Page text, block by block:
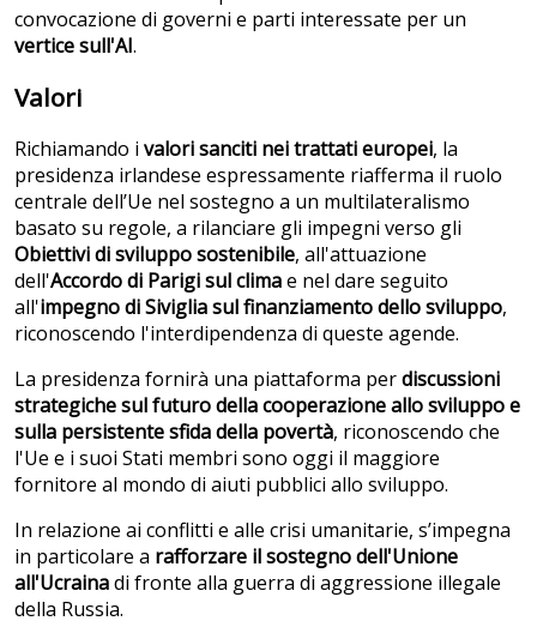
convocazione di governi e parti interessate per un
vertice sull'AI.
Valori
Richiamando i valori sanciti nei trattati europei, la
presidenza irlandese espressamente riafferma il ruolo
centrale dell’Ue nel sostegno a un multilateralismo
basato su regole, a rilanciare gli impegni verso gli
Obiettivi di sviluppo sostenibile, all'attuazione
dell'Accordo di Parigi sul climae nel dare seguito
all'impegno di Siviglia sul finanziamento dello sviluppo,
riconoscendo l'interdipendenza di queste agende.
La presidenza fornirà una piattaforma perdiscussioni
strategiche sul futuro della cooperazione allo sviluppo e
sulla persistente sfida della povertà, riconoscendo che
l'Ue e i suoi Stati membri sono oggi il maggiore
fornitore al mondo di aiuti pubblici allo sviluppo.
In relazione ai conflitti e alle crisi umanitarie, s’impegna
in particolare a rafforzare il sostegno dell'Unione
all'Ucrainadi fronte alla guerra di aggressione illegale
della Russia.